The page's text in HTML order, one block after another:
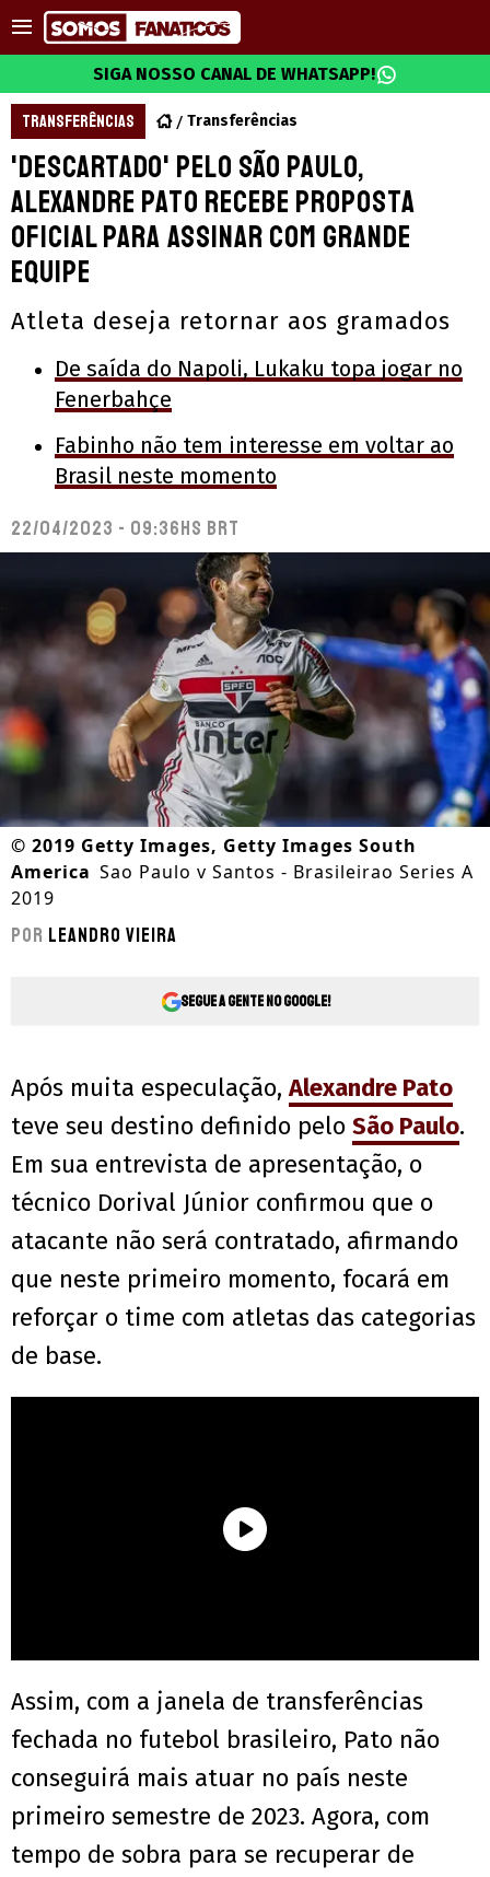
SIGA NOSSO CANAL DE WHATSAPP!
TRANSFERÊNCIAS Transferências
'Descartado' pelo São Paulo,
Alexandre Pato recebe proposta
oficial para assinar com grande
equipe
Atleta deseja retornar aos gramados
De saída do Napoli, Lukaku topa jogar no
Fenerbahçe
Fabinho não tem interesse em voltar ao
Brasil neste momento
22/04/2023 - 09:36hs BRT
© 2019 Getty Images, Getty Images South
America Sao Paulo v Santos - Brasileirao Series A
2019
Por Leandro Vieira
Segue a gente no Google!
Após muita especulação,Alexandre Pato
teve seu destino definido pelo São Paulo.
Em sua entrevista de apresentação, o
técnico Dorival Júnior confirmou que o
atacante não será contratado, afirmando
que neste primeiro momento, focará em
reforçar o time com atletas das categorias
de base.
Assim, com a janela de transferências
fechada no futebol brasileiro, Pato não
conseguirá mais atuar no país neste
primeiro semestre de 2023. Agora, com
tempo de sobra para se recuperar de